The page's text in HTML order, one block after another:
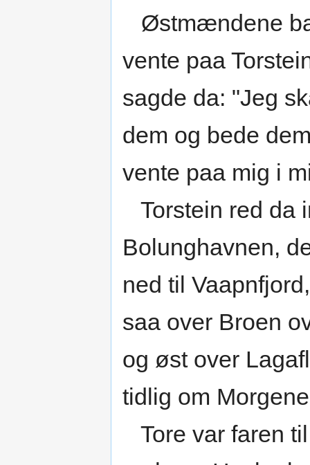
Østmændene
vente paa
sagde da: "Jeg
dem og bede
vente paa mig i
Torstein red da
Bolunghavnen,
ned til
saa over Broen
og øst over
tidlig om
Tore var faren